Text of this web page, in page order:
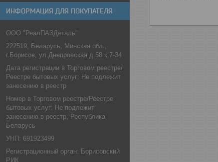
ИНФОРМАЦИЯ ДЛЯ ПОКУПАТЕЛЯ
ООО "РеалПАЗДеталь"
222519, Беларусь, Минская обл.,
г.Борисов, ул.Днепровская д.58 к.7-34
Дата регистрации в Торговом реестре/
Реестре бытовых услуг: Не подлежит
занесению в реестр
Номер в Торговом реестре/Реестре
бытовых услуг: Не подлежит
занесению в реестр, Республика
Беларусь
УНП: 691923499
Регистрационный орган: Борисовский
РИК